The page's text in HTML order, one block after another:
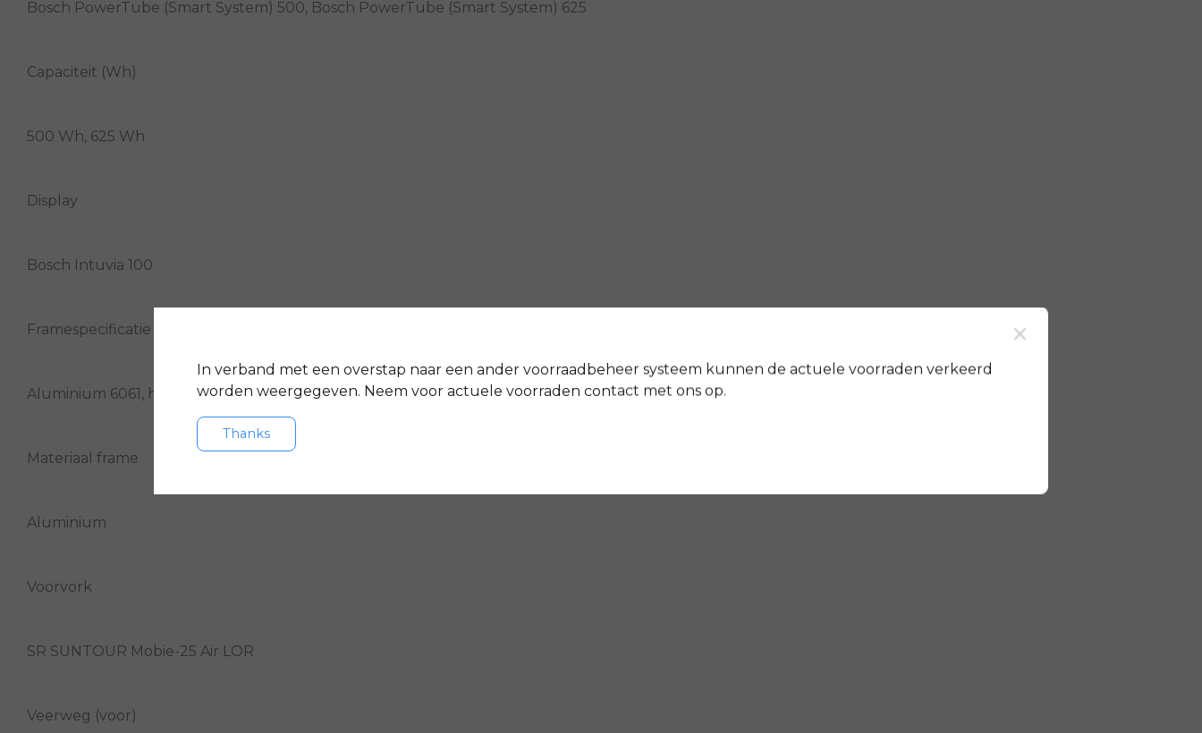
Bosch PowerTube (Smart System) 500, Bosch PowerTube (Smart System) 625
Capaciteit (Wh)
500 Wh, 625 Wh
Display
Bosch Intuvia 100
Framespecificatie
Aluminium 6061, hydroforming, interne Kabelführung
Materiaal frame
Aluminium
Voorvork
SR SUNTOUR Mobie-25 Air LOR
Veerweg (voor)
×
In verband met een overstap naar een ander voorraadbeheer systeem kunnen de actuele voorraden verkeerd
worden weergegeven. Neem voor actuele voorraden contact met ons op.
Thanks